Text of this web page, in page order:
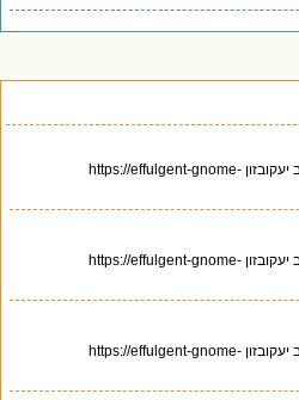
כאן יש סיכום של כל השיעורים של הרב יעקובזון https://effulgent-gnome-
כאן יש סיכום של כל השיעורים של הרב יעקובזון https://effulgent-gnome-
כאן יש סיכום של כל השיעורים של הרב יעקובזון https://effulgent-gnome-